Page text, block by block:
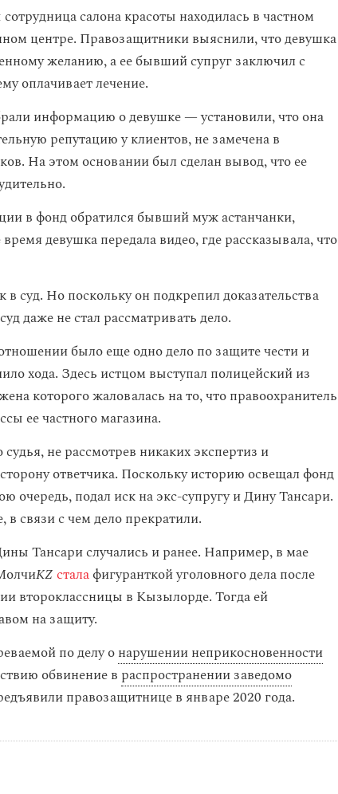
салона красоты находилась в частном
центре. Правозащитники выяснили, что девушка
желанию, а ее бывший супруг заключил с
оплачивает лечение.
информацию о девушке — установили, что она
репутацию у клиентов, не замечена в
На этом основании был сделан вывод, что ее
в фонд обратился бывший муж астанчанки,
девушка передала видео, где рассказывала, что
в суд. Но поскольку он подкрепил доказательства
даже не стал рассматривать дело.
было еще одно дело по защите чести и
хода. Здесь истцом выступал полицейский из
которого жаловалась на то, что правоохранитель
ее частного магазина.
не рассмотрев никаких экспертиз и
ответчика. Поскольку историю освещал фонд
очередь, подал иск на экс-супругу и Дину Тансари.
в связи с чем дело прекратили.
Тансари случались и ранее. Например, в мае
KZсталафигуранткой уголовного дела после
второклассницы в Кызылорде. Тогда ей
на защиту.
по делу онарушении неприкосновенности
обвинение в распространении заведомо
правозащитнице в январе 2020 года.